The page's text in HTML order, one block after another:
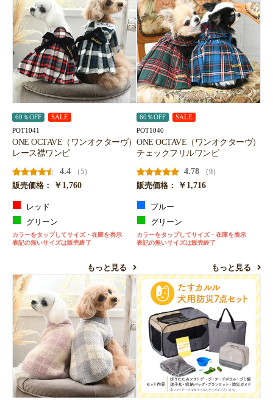
60％OFF SALE
POT1041
ONE OCTAVE（ワンオクターヴ）
レース襟ワンピ
4.4
（5）
販売価格：
￥1,760
レッド
グリーン
カラーをタップしてサイズ・在庫を表示
表記の無いサイズは販売終了
もっと見る
60％OFF SALE
POT1040
ONE OCTAVE（ワンオクターヴ）
チェックフリルワンピ
4.78
（9）
販売価格：
￥1,716
ブルー
グリーン
カラーをタップしてサイズ・在庫を表示
表記の無いサイズは販売終了
もっと見る